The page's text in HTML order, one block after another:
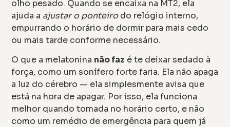
olho pesado. Quando se encaixa na MT2, ela
ajuda a ajustar o ponteirodo relógio interno,
empurrando o horário de dormir para mais cedo
ou mais tarde conforme necessário.
O que a melatonina não faz é te deixar sedado à
força, como um sonífero forte faria. Ela não apaga
a luz do cérebro — ela simplesmente avisa que
está na hora de apagar. Por isso, ela funciona
melhor quando tomada no horário certo, e não
como um remédio de emergência para quem já